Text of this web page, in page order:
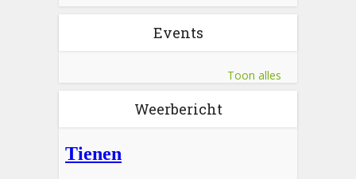
Events
Toon alles
Weerbericht